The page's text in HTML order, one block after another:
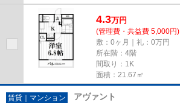
4.3万円
(管理費・共益費 5,000円)
敷：0ヶ月｜礼：0万円
所在階：4階
間取り：1K
面積：21.67㎡
賃貸｜マンション アヴァント